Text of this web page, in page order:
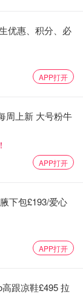
优惠、积分、必
APP打开
周上新 大号粉牛
APP打开
下包£193/爱心
APP打开
跟凉鞋£495 拉